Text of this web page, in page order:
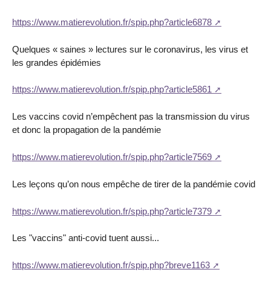
https://www.matierevolution.fr/spip.php?article6878
Quelques « saines » lectures sur le coronavirus, les virus et
les grandes épidémies
https://www.matierevolution.fr/spip.php?article5861
Les vaccins covid n’empêchent pas la transmission du virus
et donc la propagation de la pandémie
https://www.matierevolution.fr/spip.php?article7569
Les leçons qu’on nous empêche de tirer de la pandémie covid
https://www.matierevolution.fr/spip.php?article7379
Les "vaccins" anti-covid tuent aussi...
https://www.matierevolution.fr/spip.php?breve1163